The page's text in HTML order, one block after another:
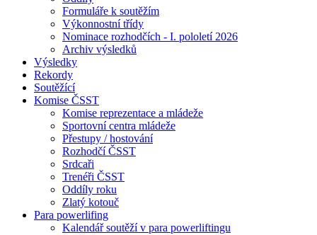
Formuláře k soutěžím
Výkonnostní třídy
Nominace rozhodčích - I. pololetí 2026
Archiv výsledků
Výsledky
Rekordy
Soutěžící
Komise ČSST
Komise reprezentace a mládeže
Sportovní centra mládeže
Přestupy / hostování
Rozhodčí ČSST
Srdcaři
Trenéři ČSST
Oddíly roku
Zlatý kotouč
Para powerlifing
Kalendář soutěží v para powerliftingu